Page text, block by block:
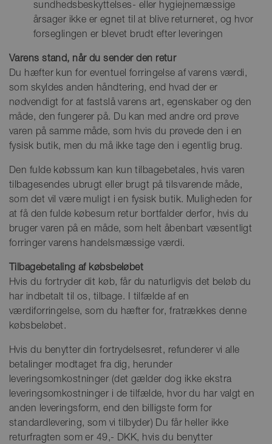
sundhedsbeskyttelses- eller hygiejnemæssige
årsager ikke er egnet til at blive returneret, og hvor
forseglingen er blevet brudt efter leveringen
Varens stand, når du sender den retur
Du hæfter kun for eventuel forringelse af varens værdi,
som skyldes anden håndtering, end hvad der er
nødvendigt for at fastslå varens art, egenskaber og den
måde, den fungerer på. Du kan med andre ord prøve
varen på samme måde, som hvis du prøvede den i en
fysisk butik, men du må ikke tage den i egentlig brug.
Den fulde købssum kan kun tilbagebetales, hvis varen
tilbagesendes ubrugt eller brugt på tilsvarende måde,
som det vil være muligt i en fysisk butik. Muligheden for
at få den fulde købesum retur bortfalder derfor, hvis du
bruger varen på en måde, som helt åbenbart væsentligt
forringer varens handelsmæssige værdi.
Tilbagebetaling af købsbeløbet
Hvis du fortryder dit køb, får du naturligvis det beløb du
har indbetalt til os, tilbage. I tilfælde af en
værdiforringelse, som du hæfter for, fratrækkes denne
købsbeløbet.
Hvis du benytter din fortrydelsesret, refunderer vi alle
betalinger modtaget fra dig, herunder
leveringsomkostninger (det gælder dog ikke ekstra
leveringsomkostninger i de tilfælde, hvor du har valgt en
anden leveringsform, end den billigste form for
standardlevering, som vi tilbyder) Du får heller ikke
returfragten som er 49,- DKK, hvis du benytter